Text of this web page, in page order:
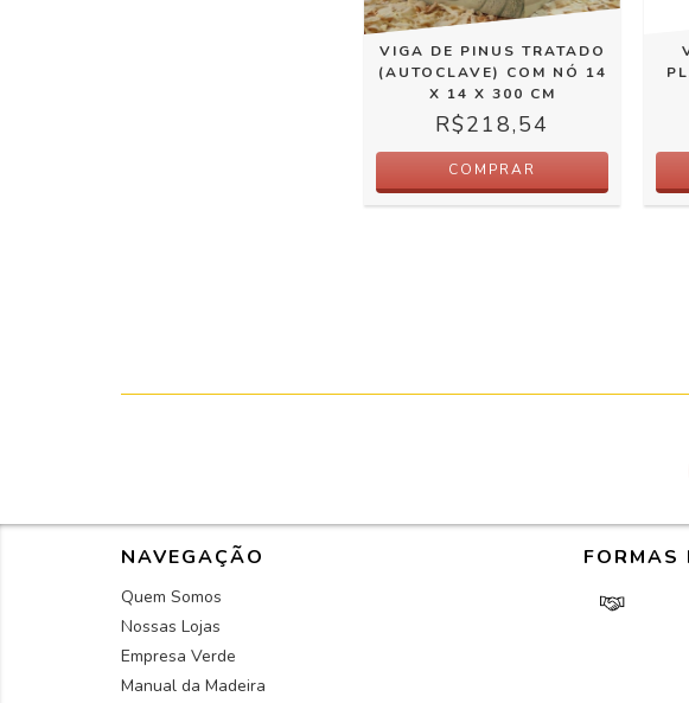
VIGA DE PINUS TRATADO
(AUTOCLAVE) COM NÓ 14
X 14 X 300 CM
R$218,54
COMPRAR
NAVEGAÇÃO
Quem Somos
Nossas Lojas
Empresa Verde
Manual da Madeira
FORMAS